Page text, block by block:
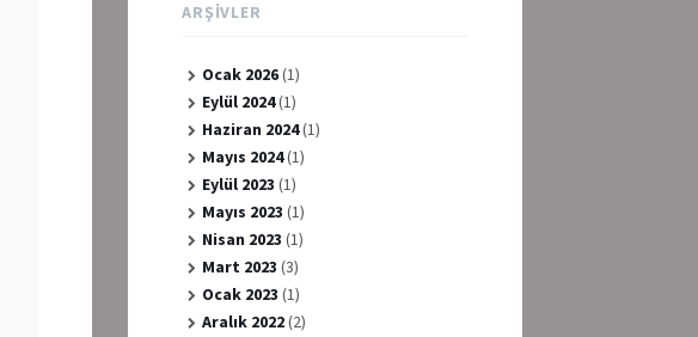
ARŞIVLER
Ocak 2026(1)
Eylül 2024(1)
Haziran 2024(1)
Mayıs 2024(1)
Eylül 2023 (1)
Mayıs 2023 (1)
Nisan 2023 (1)
Mart 2023 (3)
Ocak 2023 (1)
Aralık 2022(2)